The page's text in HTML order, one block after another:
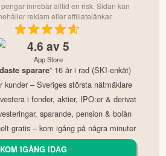
innebär alltid en risk. Sidan kan
reklam eller affiliatelänkar.
4.6 av 5
App Store
sparare” 16 år i rad (SKI-enkät)
kunder – Sveriges största nätmäklare
i fonder, aktier, IPO:er & derivat
sparande, pension & bolån
gratis – kom igång på några minuter
KOM IGÅNG IDAG